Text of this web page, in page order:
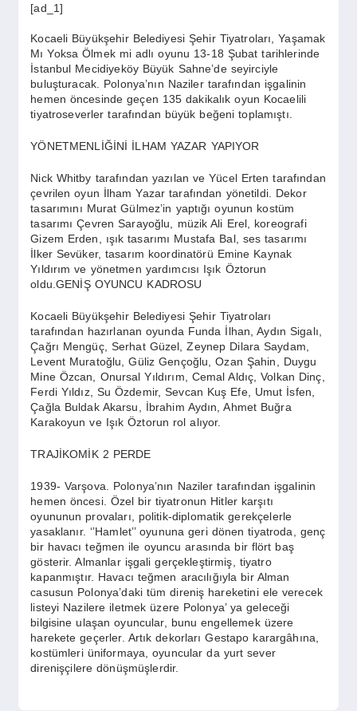
EKONOMI
DÜNYA
SAĞLIK
SPOR
YAŞAM
[ad_1]
Kocaeli Büyükşehir Belediyesi Şehir Tiyatroları, Yaşamak
Mı Yoksa Ölmek mi adlı oyunu 13-18 Şubat tarihlerinde
İstanbul Mecidiyeköy Büyük Sahne’de seyirciyle
buluşturacak. Polonya’nın Naziler tarafından işgalinin
hemen öncesinde geçen 135 dakikalık oyun Kocaelili
tiyatroseverler tarafından büyük beğeni toplamıştı.
YÖNETMENLİĞİNİ İLHAM YAZAR YAPIYOR
Nick Whitby tarafından yazılan ve Yücel Erten tarafından
çevrilen oyun İlham Yazar tarafından yönetildi. Dekor
tasarımını Murat Gülmez’in yaptığı oyunun kostüm
tasarımı Çevren Sarayoğlu, müzik Ali Erel, koreografi
Gizem Erden, ışık tasarımı Mustafa Bal, ses tasarımı
İlker Sevüker, tasarım koordinatörü Emine Kaynak
Yıldırım ve yönetmen yardımcısı Işık Öztorun
oldu.GENİŞ OYUNCU KADROSU
Kocaeli Büyükşehir Belediyesi Şehir Tiyatroları
tarafından hazırlanan oyunda Funda İlhan, Aydın Sigalı,
Çağrı Mengüç, Serhat Güzel, Zeynep Dilara Saydam,
Levent Muratoğlu, Güliz Gençoğlu, Ozan Şahin, Duygu
Mine Özcan, Onursal Yıldırım, Cemal Aldıç, Volkan Dinç,
Ferdi Yıldız, Su Özdemir, Sevcan Kuş Efe, Umut İsfen,
Çağla Buldak Akarsu, İbrahim Aydın, Ahmet Buğra
Karakoyun ve Işık Öztorun rol alıyor.
TRAJİKOMİK 2 PERDE
1939- Varşova. Polonya’nın Naziler tarafından işgalinin
hemen öncesi. Özel bir tiyatronun Hitler karşıtı
oyununun provaları, politik-diplomatik gerekçelerle
yasaklanır. ‘’Hamlet’’ oyununa geri dönen tiyatroda, genç
bir havacı teğmen ile oyuncu arasında bir flört baş
gösterir. Almanlar işgali gerçekleştirmiş, tiyatro
kapanmıştır. Havacı teğmen aracılığıyla bir Alman
casusun Polonya’daki tüm direniş hareketini ele verecek
listeyi Nazilere iletmek üzere Polonya’ ya geleceği
bilgisine ulaşan oyuncular, bunu engellemek üzere
harekete geçerler. Artık dekorları Gestapo karargâhına,
kostümleri üniformaya, oyuncular da yurt sever
direnişçilere dönüşmüşlerdir.